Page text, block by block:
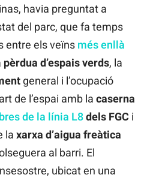
havia preguntat a
del parc, que fa temps
entre els veïns més enllà
pèrdua d’espais verds, la
general i l’ocupació
de l’espai amb la caserna
de la línia L8dels FGC i
la xarxa d’aigua freàtica
al barri. El
ubicat en una